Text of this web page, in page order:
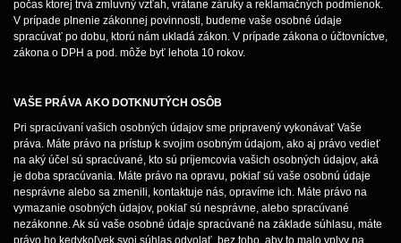
počas ktorej trvá zmluvný vzťah, vrátane záruky a reklamačných podmienok.
V prípade plnenie zákonnej povinnosti, budeme vaše osobné údaje
spracúvať po dobu, ktorú nám ukladá zákon. V prípade zákona o účtovníctve,
zákona o DPH a pod. môže byť lehota 10 rokov.
VAŠE PRÁVA AKO DOTKNUTÝCH OSÔB
Pri spracúvaní vašich osobných údajov sme pripravený vykonávať Vaše
práva. Máte právo na prístup k svojim osobným údajom, ako aj právo vedieť
na aký účel sú spracúvané, kto sú príjemcovia vašich osobných údajov, aká
je doba spracúvania. Máte právo na opravu, pokiaľ sú vaše osobnú údaje
nesprávne alebo sa zmenili, kontaktuje nás, opravíme ich. Máte právo na
vymazanie osobných údajov, pokiaľ sú nesprávne, alebo spracúvané
nezákonne. Ak sú vaše osobné údaje spracúvané na základe súhlasu, máte
právo ho kedykoľvek svoj súhlas odvolať, bez toho, aby to malo vplyv na